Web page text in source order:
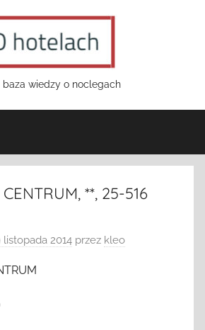
baza wiedzy o noclegach
**, 25-516
listopada 2014 przez kleo